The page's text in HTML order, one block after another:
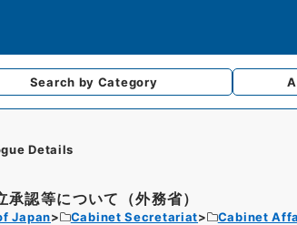
Search by Category
Details
認等について（外務省）
Japan Cabinet Secretariat
Cabinet